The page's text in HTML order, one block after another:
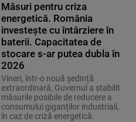
Măsuri pentru criza
energetică. România
investește cu întârziere în
baterii. Capacitatea de
stocare s-ar putea dubla în
2026
Vineri, într-o nouă ședință
extraordinară, Guvernul a stabilit
măsurile posibile de reducere a
consumului giganților industriali,
în caz de criză energetică.